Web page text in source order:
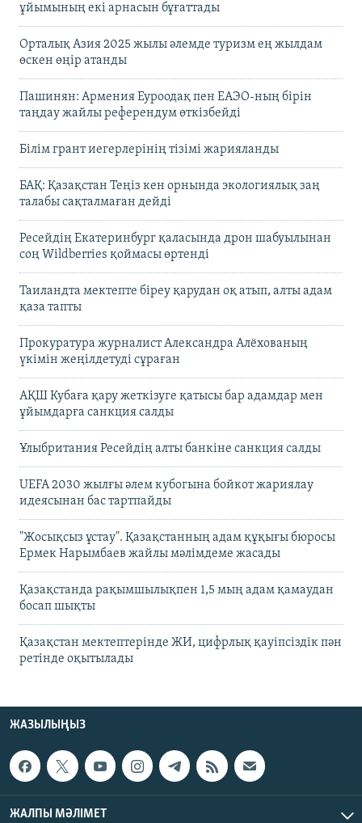
ұйымының екі арнасын бұғаттады
Орталық Азия 2025 жылы әлемде туризм ең жылдам
өскен өңір атанды
Пашинян: Армения Еуроодақ пен ЕАЭО-ның бірін
таңдау жайлы референдум өткізбейді
Білім грант иегерлерінің тізімі жарияланды
БАҚ: Қазақстан Теңіз кен орнында экологиялық заң
талабы сақталмаған дейді
Ресейдің Екатеринбург қаласында дрон шабуылынан
соң Wildberries қоймасы өртенді
Таиландта мектепте біреу қарудан оқ атып, алты адам
қаза тапты
Прокуратура журналист Александра Алёхованың
үкімін жеңілдетуді сұраған
АҚШ Кубаға қару жеткізуге қатысы бар адамдар мен
ұйымдарға санкция салды
Ұлыбритания Ресейдің алты банкіне санкция салды
UEFA 2030 жылғы әлем кубогына бойкот жариялау
идеясынан бас тартпайды
"Жосықсыз ұстау". Қазақстанның адам құқығы бюросы
Ермек Нарымбаев жайлы мәлімдеме жасады
Қазақстанда рақымшылықпен 1,5 мың адам қамаудан
босап шықты
Қазақстан мектептерінде ЖИ, цифрлық қауіпсіздік пән
ретінде оқытылады
ЖАЗЫЛЫҢЫЗ
ЖАЛПЫ МӘЛІМЕТ